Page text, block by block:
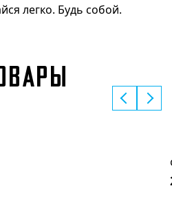
легко. Будь собой.